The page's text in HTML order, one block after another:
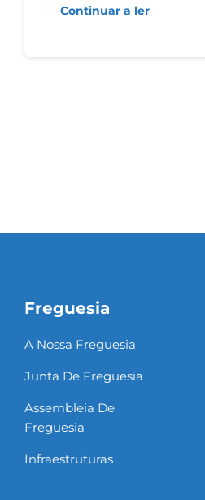
Continuar a ler
Freguesia
A Nossa Freguesia
Junta De Freguesia
Assembleia De
Freguesia
Infraestruturas